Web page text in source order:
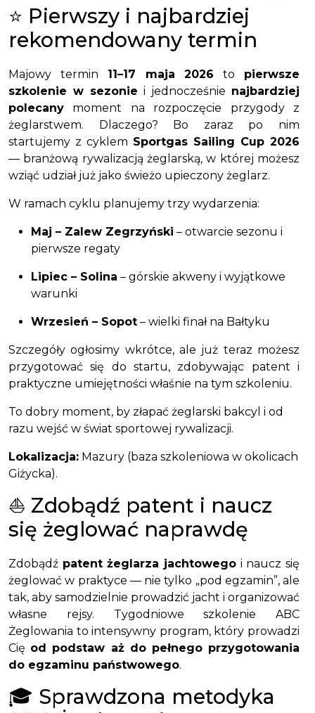
⭐ Pierwszy i najbardziej
rekomendowany termin
Majowy termin 11–17 maja 2026 to pierwsze
szkolenie w sezonie i jednocześnie najbardziej
polecany moment na rozpoczęcie przygody z
żeglarstwem. Dlaczego? Bo zaraz po nim
startujemy z cyklem Sportgas Sailing Cup 2026
— branżową rywalizacją żeglarską, w której możesz
wziąć udział już jako świeżo upieczony żeglarz.
W ramach cyklu planujemy trzy wydarzenia:
Maj – Zalew Zegrzyński – otwarcie sezonu i
pierwsze regaty
Lipiec – Solina – górskie akweny i wyjątkowe
warunki
Wrzesień – Sopot – wielki finał na Bałtyku
Szczegóły ogłosimy wkrótce, ale już teraz możesz
przygotować się do startu, zdobywając patent i
praktyczne umiejętności właśnie na tym szkoleniu.
To dobry moment, by złapać żeglarski bakcyl i od
razu wejść w świat sportowej rywalizacji.
Lokalizacja: Mazury (baza szkoleniowa w okolicach
Giżycka).
⛵ Zdobądź patent i naucz
się żeglować naprawdę
Zdobądź patent żeglarza jachtowego i naucz się
żeglować w praktyce — nie tylko „pod egzamin”, ale
tak, aby samodzielnie prowadzić jacht i organizować
własne rejsy. Tygodniowe szkolenie ABC
Żeglowania to intensywny program, który prowadzi
Cię od podstaw aż do pełnego przygotowania
do egzaminu państwowego.
🎓 Sprawdzona metodyka